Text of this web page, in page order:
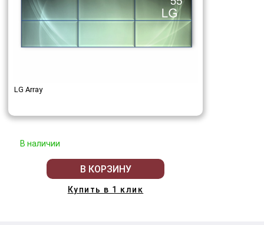
LG Array
В наличии
В КОРЗИНУ
Купить в 1 клик